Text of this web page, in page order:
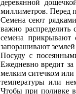
деревянной
миллиметров. Перед
Семена сеют
важно
семена прикрывают
запорашивают
Посуду с
Ежедневно вредит
мелким ситечком или
температуры или
Чтобы при поливке